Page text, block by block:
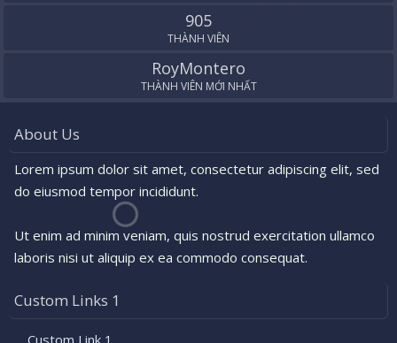
905
THÀNH VIÊN
RoyMontero
THÀNH VIÊN MỚI NHẤT
About Us
Lorem ipsum dolor sit amet, consectetur adipiscing elit, sed
do eiusmod tempor incididunt.
Ut enim ad minim veniam, quis nostrud exercitation ullamco
laboris nisi ut aliquip ex ea commodo consequat.
Custom Links 1